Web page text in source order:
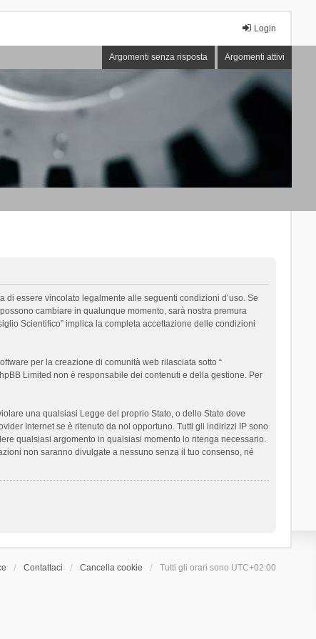
Login
Argomenti senza risposta Argomenti attivi
di essere vincolato legalmente alle seguenti condizioni d’uso. Se
cambiare in qualunque momento, sarà nostra premura
Scientifico” implica la completa accettazione delle condizioni
per la creazione di comunità web rilasciata sotto “
Limited non è responsabile dei contenuti e della gestione. Per
una qualsiasi Legge del proprio Stato, o dello Stato dove
Internet se è ritenuto da noi opportuno. Tutti gli indirizzi IP sono
qualsiasi argomento in qualsiasi momento lo ritenga necessario.
non saranno divulgate a nessuno senza il tuo consenso, né
Contattaci Cancella cookie Tutti gli orari sono UTC+02:00